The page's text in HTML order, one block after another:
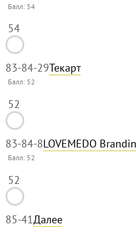
Балл: 54
54
83-84-29Текарт
Балл: 52
52
83-84-8LOVEMEDO
Балл: 52
52
85-41 Далее